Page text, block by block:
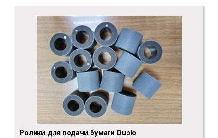
Ролики для подачи бумаги Duplo